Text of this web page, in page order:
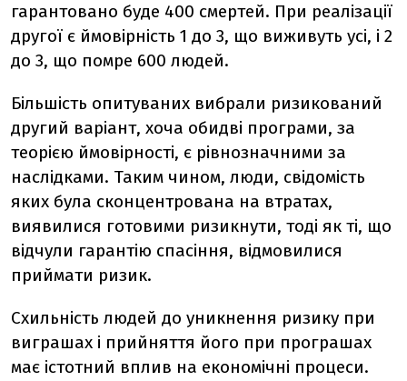
гарантовано буде 400 смертей. При реалізації
другої є ймовірність 1 до 3, що виживуть усі, і 2
до 3, що помре 600 людей.
Більшість опитуваних вибрали ризикований
другий варіант, хоча обидві програми, за
теорією ймовірності, є рівнозначними за
наслідками. Таким чином, люди, свідомість
яких була сконцентрована на втратах,
виявилися готовими ризикнути, тоді як ті, що
відчули гарантію спасіння, відмовилися
приймати ризик.
Схильність людей до уникнення ризику при
виграшах і прийняття його при програшах
має істотний вплив на економічні процеси.